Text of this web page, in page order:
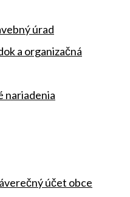
úrad
a organizačná
nariadenia
účet obce